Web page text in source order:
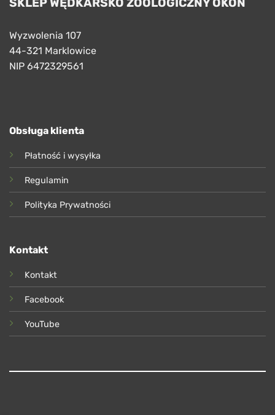
Wyzwolenia 107
44-321 Marklowice
NIP 6472329561
Obsługa klienta
Płatność i wysyłka
Regulamin
Polityka Prywatności
Kontakt
Kontakt
Facebook
YouTube